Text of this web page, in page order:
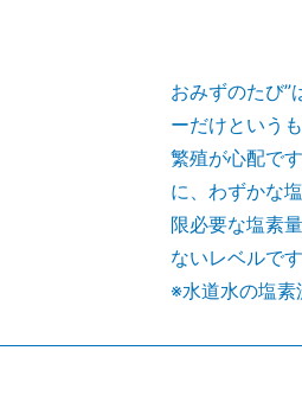
おみずのたび”
ーだけという
繁殖が心配で
に、わずかな
限必要な塩素
ないレベルです
※水道水の塩素